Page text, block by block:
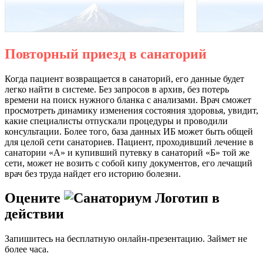
Повторный приезд в санаторий
Когда пациент возвращается в санаторий, его данные будет
легко найти в системе. Без запросов в архив, без потерь
времени на поиск нужного бланка с анализами. Врач сможет
просмотреть динамику изменения состояния здоровья, увидит,
какие специалисты отпускали процедуры и проводили
консультации. Более того, база данных ИБ может быть общей
для целой сети санаториев. Пациент, проходивший лечение в
санатории «А» и купивший путевку в санаторий «Б» той же
сети, может не возить с собой кипу документов, его лечащий
врач без труда найдет его историю болезни.
Oцените
в
действии
Запишитесь на бесплатную онлайн-презентацию. Займет не
более часа.